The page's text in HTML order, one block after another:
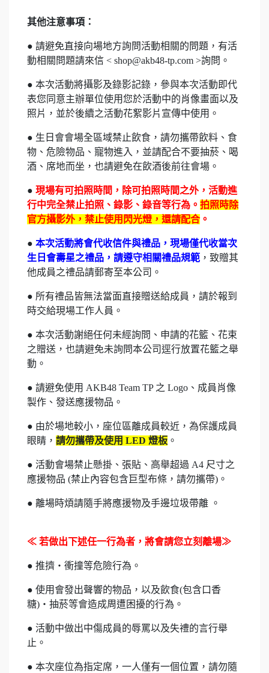
其他注意事項：
● 請避免直接向場地方詢問活動相關的問題，有活
動相關問題請來信 < shop@akb48-tp.com >詢問。
● 本次活動將攝影及錄影記錄，參與本次活動即代
表您同意主辦單位使用您於活動中的肖像畫面以及
照片，並於後續之活動花絮影片宣傳中使用。
● 生日會會場全區域禁止飲食，請勿攜帶飲料、食
物、危險物品、寵物進入，並請配合不要抽菸、喝
酒、席地而坐，也請避免在飲酒後前往會場。
● 現場有可拍照時間，除可拍照時間之外，活動進
行中完全禁止拍照、錄影、錄音等行為。 拍照時除
官方攝影外，禁止使用閃光燈，還請配合 。
● 本次活動將會代收信件與禮品，現場僅代收當次
生日會壽星之禮品，請遵守相關禮品規範 ，致贈其
他成員之禮品請郵寄至本公司。
● 所有禮品皆無法當面直接贈送給成員，請於報到
時交給現場工作人員。
● 本次活動謝絕任何未經詢問、申請的花籃、花束
之贈送，也請避免未詢問本公司逕行放置花籃之舉
動。
● 請避免使用 AKB48 Team TP 之 Logo、成員肖像
製作、發送應援物品 。
● 由於場地較小，座位區離成員較近，為保護成員
眼睛， 請勿攜帶及使用 LED 燈板 。
● 活動會場禁止懸掛、張貼、高舉超過 A4 尺寸之
應援物品 (禁止內容包含巨型布條，請勿攜帶)。
● 離場時煩請隨手將應援物及手邊垃圾帶離 。
≪ 若做出下述任一行為者，將會請您立刻離場≫
● 推擠・衝撞等危險行為。
● 使用會發出聲響的物品，以及飲食(包含口香
糖)・抽菸等會造成周遭困擾的行為。
● 活動中做出中傷成員的辱罵以及失禮的言行舉
止。
● 本次座位為指定席，一人僅有一個位置，請勿隨